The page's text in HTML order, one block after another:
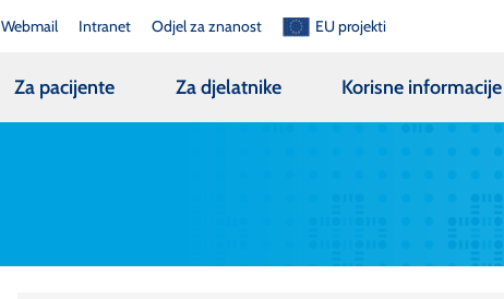
Webmail Intranet Odjel za znanost EU projekti
Za pacijente Za djelatnike Korisne informacije